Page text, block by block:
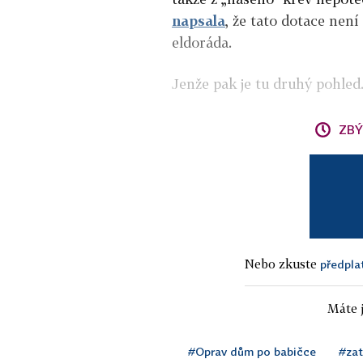
napsala, že tato dotace
eldoráda.
Jenže pak je tu druhý pohled.
Nebo zkuste
Máte
#Oprav dům po babičce